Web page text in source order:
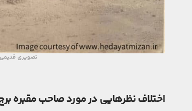
تصویری
اختلاف نظرهایی در مورد صاحب مقبره